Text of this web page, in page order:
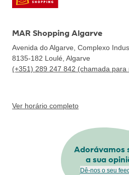
MAR Shopping Algarve
Avenida do Algarve, Complexo
8135-182 Loulé, Algarve
(+351) 289 247 842 (chamada para
Ver horário completo
Adorávamos
a sua
Dê-nos o seu